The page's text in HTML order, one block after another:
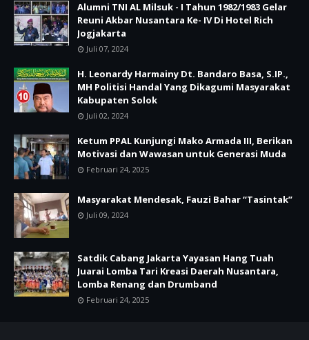
Alumni TNI AL Milsuk - I Tahun 1982/1983 Gelar
Reuni Akbar Nusantara Ke- IV Di Hotel Rich
Jogjakarta
Juli 07, 2024
H. Leonardy Harmainy Dt. Bandaro Basa, S.IP.,
MH Politisi Handal Yang Dikagumi Masyarakat
Kabupaten Solok
Juli 02, 2024
Ketum PPAL Kunjungi Mako Armada III, Berikan
Motivasi dan Wawasan untuk Generasi Muda
Februari 24, 2025
Masyarakat Mendesak, Fauzi Bahar “Tasintak”
Juli 09, 2024
Satdik Cabang Jakarta Yayasan Hang Tuah
Juarai Lomba Tari Kreasi Daerah Nusantara,
Lomba Renang dan Drumband
Februari 24, 2025